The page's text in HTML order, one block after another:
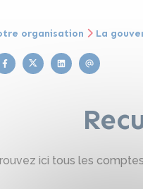
organisation La
Facebook
TwitterLinkedinEmail
ici tous les